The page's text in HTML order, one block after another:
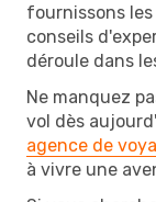
fournissons
conseils
déroule dans
Ne manquez
vol dès
agence de
à vivre une